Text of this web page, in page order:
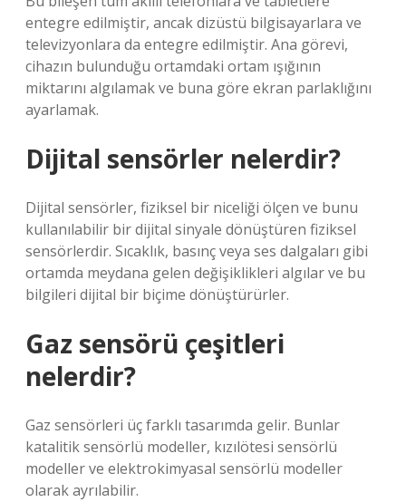
entegre edilmiştir, ancak dizüstü bilgisayarlara ve
televizyonlara da entegre edilmiştir. Ana görevi,
cihazın bulunduğu ortamdaki ortam ışığının
miktarını algılamak ve buna göre ekran parlaklığını
ayarlamak.
Dijital sensörler nelerdir?
Dijital sensörler, fiziksel bir niceliği ölçen ve bunu
kullanılabilir bir dijital sinyale dönüştüren fiziksel
sensörlerdir. Sıcaklık, basınç veya ses dalgaları gibi
ortamda meydana gelen değişiklikleri algılar ve bu
bilgileri dijital bir biçime dönüştürürler.
Gaz sensörü çeşitleri
nelerdir?
Gaz sensörleri üç farklı tasarımda gelir. Bunlar
katalitik sensörlü modeller, kızılötesi sensörlü
modeller ve elektrokimyasal sensörlü modeller
olarak ayrılabilir.